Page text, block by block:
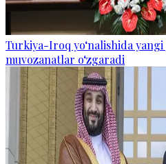
Turkiya-Iroq yo‘nalishida
muvozanatlar o‘zgaradi